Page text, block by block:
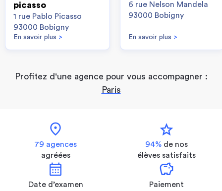
picasso
1 rue Pablo Picasso
93000 Bobigny
En savoir plus >
6 rue Nelson Mandela
93000 Bobigny
En savoir plus >
Profitez d'une agence pour vous accompagner :
Paris
location_on
79 agences
agréées
star
94% de nos
élèves satisfaits
calendar_month
Date d’examen
savings
Paiement